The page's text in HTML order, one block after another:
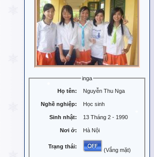
inga
Họ tên: Nguyễn Thu Nga
Nghề nghiệp: Học sinh
Sinh nhật: 13 Tháng 2 - 1990
Nơi ở: Hà Nội
Trạng thái:
(Vắng mặt)